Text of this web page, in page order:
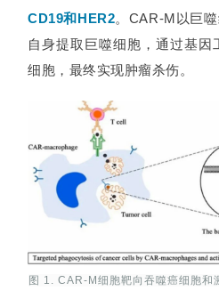
CD19和HER2。CAR-M以巨
自身提取巨噬细胞，通过基因
细胞，最终实现肿瘤杀伤。
图 1. CAR-M细胞靶向吞噬癌细胞和